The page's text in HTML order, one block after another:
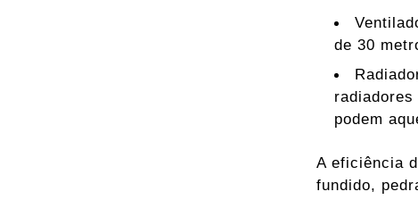
de 30
podem
A eficiência
fundido,